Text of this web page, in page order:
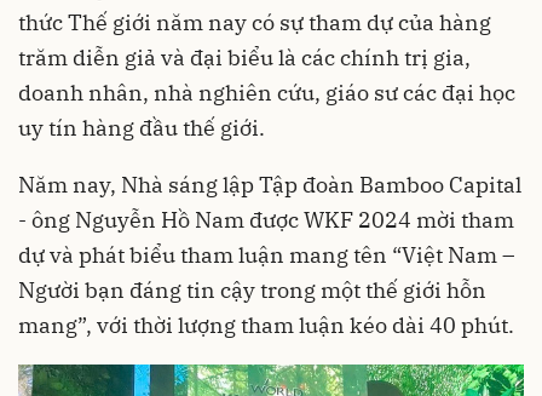
thức Thế giới năm nay có sự tham dự của hàng
trăm diễn giả và đại biểu là các chính trị gia,
doanh nhân, nhà nghiên cứu, giáo sư các đại học
uy tín hàng đầu thế giới.
Năm nay, Nhà sáng lập Tập đoàn Bamboo Capital
- ông Nguyễn Hồ Nam được WKF 2024 mời tham
dự và phát biểu tham luận mang tên “Việt Nam –
Người bạn đáng tin cậy trong một thế giới hỗn
mang”, với thời lượng tham luận kéo dài 40 phút.